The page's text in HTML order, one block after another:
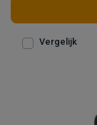
Vergelijk